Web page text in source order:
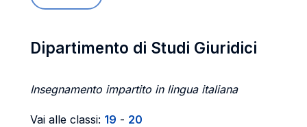
Dipartimento di Studi Giuridici
Insegnamento impartito in lingua italiana
Vai alle classi: 19 - 20